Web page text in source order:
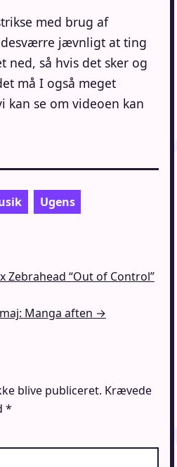
med brug af
desværre jævnligt at ting
ned, så hvis det sker og
må I også meget
kan se om videoen kan
Ugens
Zebrahead “Out of Control”
Manga aften →
blive publiceret. Krævede
*